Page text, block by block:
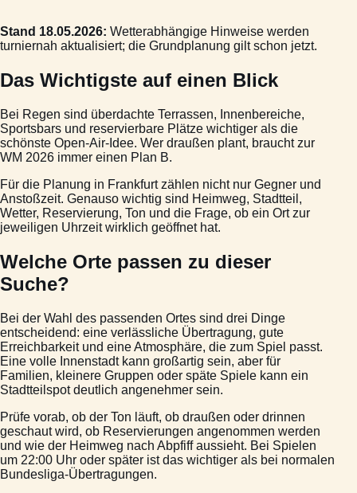
Stand 18.05.2026: Wetterabhängige Hinweise werden
turniernah aktualisiert; die Grundplanung gilt schon jetzt.
Das Wichtigste auf einen Blick
Bei Regen sind überdachte Terrassen, Innenbereiche,
Sportsbars und reservierbare Plätze wichtiger als die
schönste Open-Air-Idee. Wer draußen plant, braucht zur
WM 2026 immer einen Plan B.
Für die Planung in Frankfurt zählen nicht nur Gegner und
Anstoßzeit. Genauso wichtig sind Heimweg, Stadtteil,
Wetter, Reservierung, Ton und die Frage, ob ein Ort zur
jeweiligen Uhrzeit wirklich geöffnet hat.
Welche Orte passen zu dieser
Suche?
Bei der Wahl des passenden Ortes sind drei Dinge
entscheidend: eine verlässliche Übertragung, gute
Erreichbarkeit und eine Atmosphäre, die zum Spiel passt.
Eine volle Innenstadt kann großartig sein, aber für
Familien, kleinere Gruppen oder späte Spiele kann ein
Stadtteilspot deutlich angenehmer sein.
Prüfe vorab, ob der Ton läuft, ob draußen oder drinnen
geschaut wird, ob Reservierungen angenommen werden
und wie der Heimweg nach Abpfiff aussieht. Bei Spielen
um 22:00 Uhr oder später ist das wichtiger als bei normalen
Bundesliga-Übertragungen.